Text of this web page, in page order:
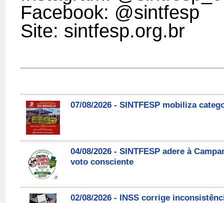
Facebook: @sintfesp
Site: sintfesp.org.br
07/08/2026 - SINTFESP mobiliza
04/08/2026 - SINTFESP adere à
voto consciente
02/08/2026 - INSS corrige